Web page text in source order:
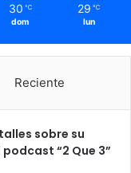
30 ℃
dom
29 ℃
lun
Reciente
sobre su
“2 Que 3”